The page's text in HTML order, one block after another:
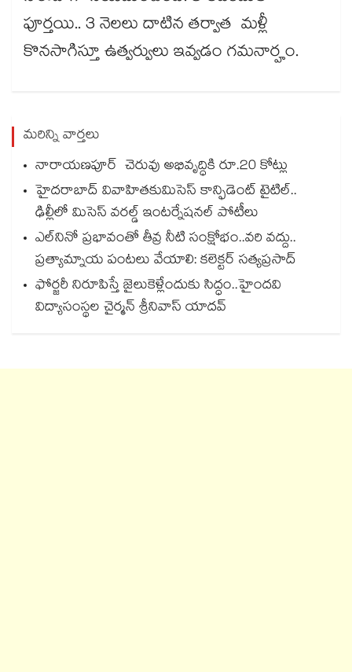
పూర్తయి.. 3 నెలలు దాటిన తర్వాత మళ్లీ
కొనసాగిస్తూ ఉత్వర్వులు ఇవ్వడం గమనార్హం.
మరిన్ని వార్తలు
నారాయణపూర్ చెరువు అభివృద్ధికి రూ.20 కోట్లు
హైదరాబాద్ వివాహితకుమిసెస్ కాన్ఫిడెంట్ టైటిల్..
ఢిల్లీలో మిసెస్ వరల్డ్ ఇంటర్నేషనల్ పోటీలు
ఎల్‌‌‌‌‌‌‌‌నినో ప్రభావంతో తీవ్ర నీటి సంక్షోభం..వరి వద్దు..
ప్రత్యామ్నాయ పంటలు వేయాలి: కలెక్టర్ సత్యప్రసాద్
ఫోర్జరీ నిరూపిస్తే జైలుకెళ్లేందుకు సిద్ధం..హైందవి
విద్యాసంస్థల చైర్మన్ శ్రీనివాస్ యాదవ్